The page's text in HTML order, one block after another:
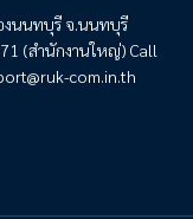
งนนทบุรี จ.นนทบุรี
(สำนักงานใหญ่) Call
com.in.th